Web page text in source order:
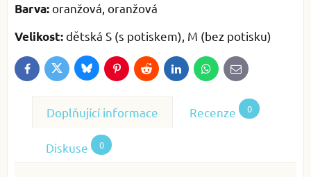
Barva:oranžová, oranžová
Velikost:dětská S (s potiskem), M (bez potisku)
FacebookTwitterBlueskyPinterestReddit LinkedInWhatsApp
E-
mail
Doplňující informace Recenze 0
Diskuse 0